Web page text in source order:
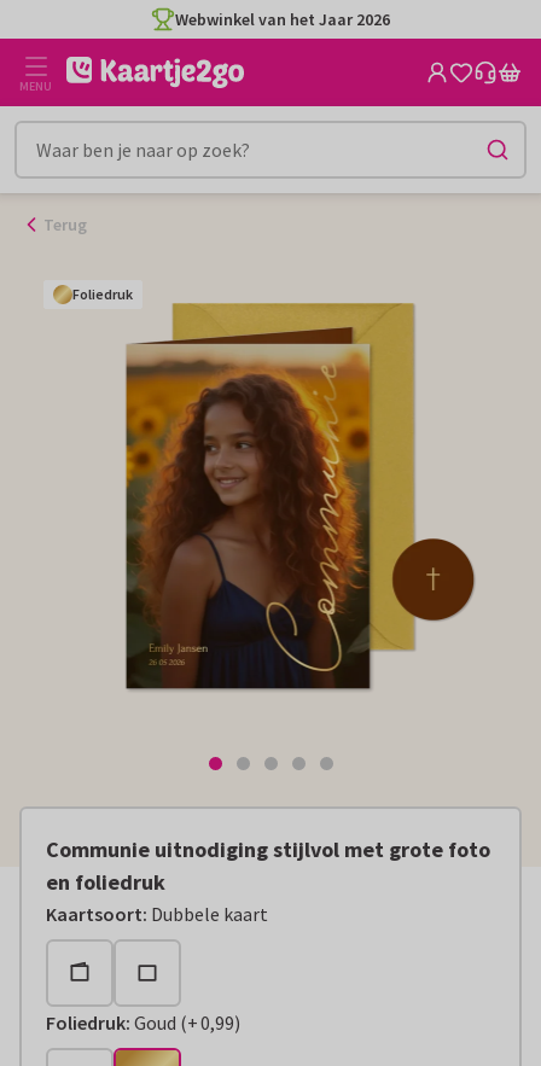
naar
inhoud
Webwinkel van het Jaar 2026
MENU
Terug
Foliedruk
Foliedruk
Foliedruk
Foliedruk
Foliedruk
Communie uitnodiging stijlvol met grote foto
en foliedruk
Kaartsoort: Dubbele kaart
Foliedruk: Goud (
+€ 0,99
+0,99)